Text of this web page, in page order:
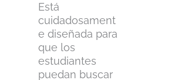
Está
cuidadosament
e diseñada para
que los
estudiantes
puedan buscar